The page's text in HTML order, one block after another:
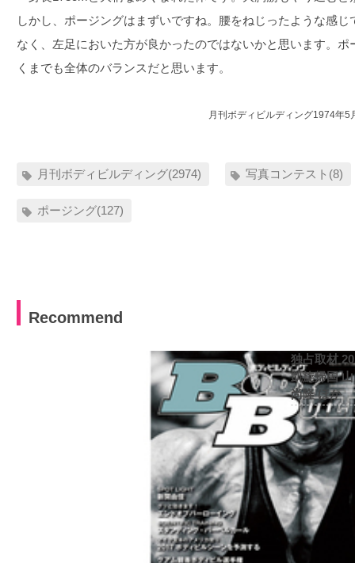
しかし、ポージングはまずいですね。腰をねじったような感
なく、左足においた方が良かったのではないかと思います。
くまでも全体のバランスだと思います。
月刊ボディビルディング1974年5
月刊ボディビルディング(2974) 写真コンテスト(8)
ポージング(127)
Recommend
独占取材
凱旋帰国
尚隆 ほか